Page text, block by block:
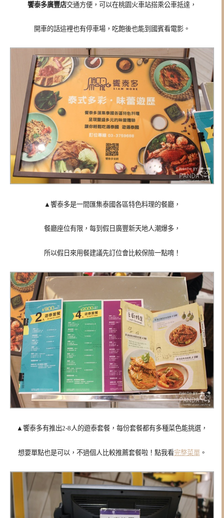
饗泰多廣豐店交通方便，可以在桃園火車站搭乘公車抵達，
開車的話這裡也有停車場，吃飽後也能到國賓看電影。
▲ 饗泰多是一間匯集泰國各區特色料理的餐廳，
餐廳座位有限，每到假日廣豐新天地人潮爆多，
所以假日來用餐建議先訂位會比較保險一點唷！
▲饗泰多有推出2-8人的遊泰套餐，每份套餐都有多種菜色能挑選，
想要單點也是可以，不過個人比較推薦套餐啦！點我看完整菜單。